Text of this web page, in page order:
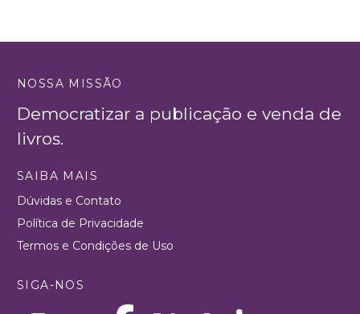
NOSSA MISSÃO
Democratizar a publicação e venda de
livros.
SAIBA MAIS
Dúvidas e Contato
Política de Privacidade
Termos e Condições de Uso
SIGA-NOS